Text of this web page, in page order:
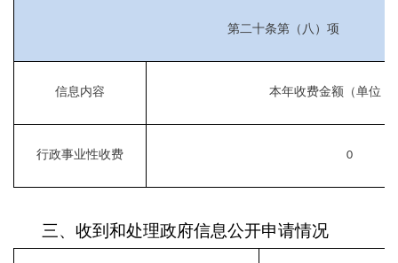
第二十条第（八）项
信息内容 本年收费金额（单位：
行政事业性收费 0
三、收到和处理政府信息公开申请情况